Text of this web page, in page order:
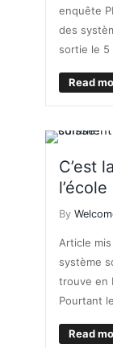
enquête
des
sortie le 5
Read
C’est
By
Article
système
trouve en
Pourtant
Read